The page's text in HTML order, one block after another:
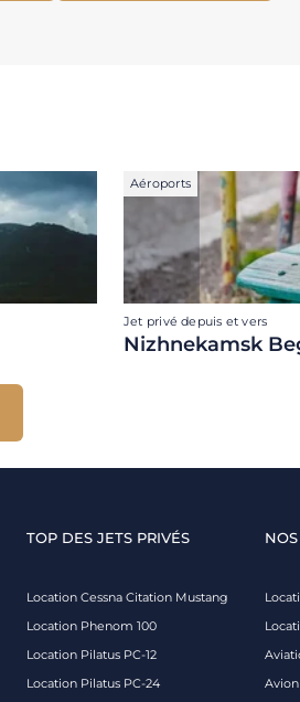
Aéroports
Jet privé depuis et vers
Nizhnekamsk
TOP DES JETS PRIVÉS
Location Cessna Citation Mustang
Location Phenom 100
Location Pilatus PC-12
Location Pilatus PC-24